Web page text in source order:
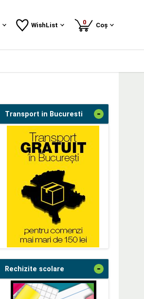
WishList 0produse
Coș
Transport in Bucuresti -
Rechizite scolare -